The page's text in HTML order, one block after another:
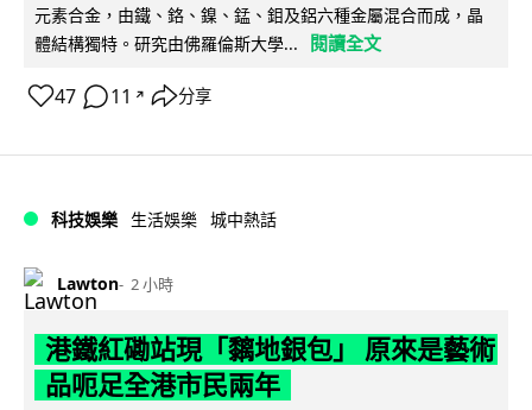
元素合金，由鐵、鉻、鎳、錳、鉬及鋁六種金屬混合而成，晶
體結構獨特。研究由佛羅倫斯大學...
閱讀全文
47 11 ↗ 分享
科技娛樂 生活娛樂 城中熱話
Lawton 2 小時
港鐵紅磡站現「黐地銀包」 原來是藝術
品呃足全港市民兩年